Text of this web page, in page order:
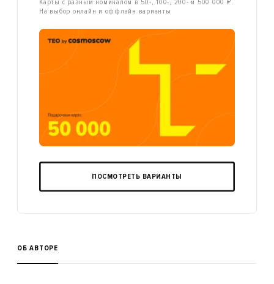
Карты с разным номиналом в 50-, 100-, 200- и 500 000 ₽.
На выбор онлайн и оффлайн варианты
ПОСМОТРЕТЬ ВАРИАНТЫ
ОБ АВТОРЕ